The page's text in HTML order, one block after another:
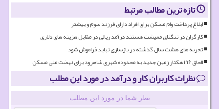
تازه ترین مطالب مرتبط
ابلاغ پرداخت وام مسکن برای افراد دارای فرزند سوم و بیشتر
کارگران در تنگنای معیشت هستند درآمد ریالی در مقابل هزینه های دلاری
تجربه های هشت سال گذشته در بازسازی نباید فراموش شود
الحاق ۱۹۶ هکتار زمین جدید به محدوده شهری شاهرود برای نهضت ملی مسکن
نظرات کاربران کار و درآمد در مورد این مطلب
نظر شما در مورد این مطلب